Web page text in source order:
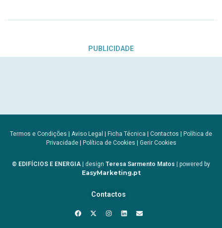
PUBLICIDADE
Termos e Condições Aviso Legal Ficha Técnica Contactos
Política de
Privacidade| Política de Cookies Gerir Cookies
© EDIFÍCIOS E ENERGIA | design Teresa Sarmento Matos | powered by
EasyMarketing.pt
Contactos